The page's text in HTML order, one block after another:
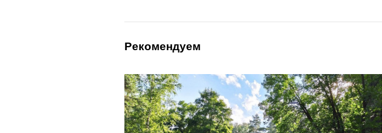
Рекомендуем